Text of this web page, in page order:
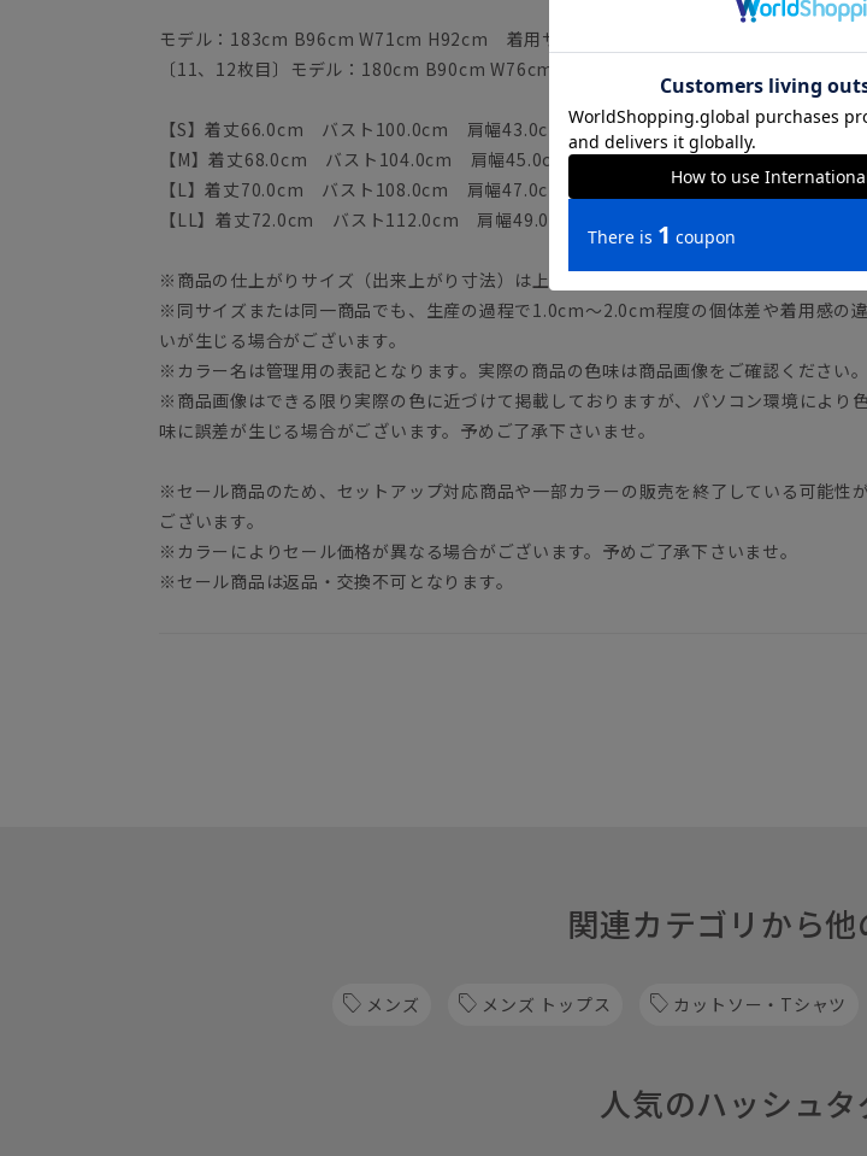
モデル：183cm B96cm W71cm H92cm 着用サイズ：L
〔11、12枚目〕モデル：180cm B90cm W76cm H89cm 着用サイズ：L
【S】着丈66.0cm バスト100.0cm 肩幅43.0cm 袖丈20.0cm
【M】着丈68.0cm バスト104.0cm 肩幅45.0cm 袖丈21.0cm
【L】着丈70.0cm バスト108.0cm 肩幅47.0cm 袖丈22.0cm
【LL】着丈72.0cm バスト112.0cm 肩幅49.0cm 袖丈23.0cm
※商品の仕上がりサイズ（出来上がり寸法）は上記のサイズ表をご覧下さい。
※同サイズまたは同一商品でも、生産の過程で1.0cm～2.0cm程度の個体差や着用感の違
いが生じる場合がございます。
※カラー名は管理用の表記となります。実際の商品の色味は商品画像をご確認ください。
※商品画像はできる限り実際の色に近づけて掲載しておりますが、パソコン環境により
味に誤差が生じる場合がございます。予めご了承下さいませ。
※セール商品のため、セットアップ対応商品や一部カラーの販売を終了している可能性が
ございます。
※カラーによりセール価格が異なる場合がございます。予めご了承下さいませ。
※セール商品は返品・交換不可となります。
関連カテゴリから
メンズ メンズ トップス カットソー・Tシャツ
人気のハッシュ